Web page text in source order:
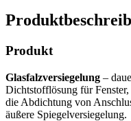
Produkt
Glasfalzversiegelung –
Dichtstofflösung für
die Abdichtung von
äußere Spiegelversiegelung.